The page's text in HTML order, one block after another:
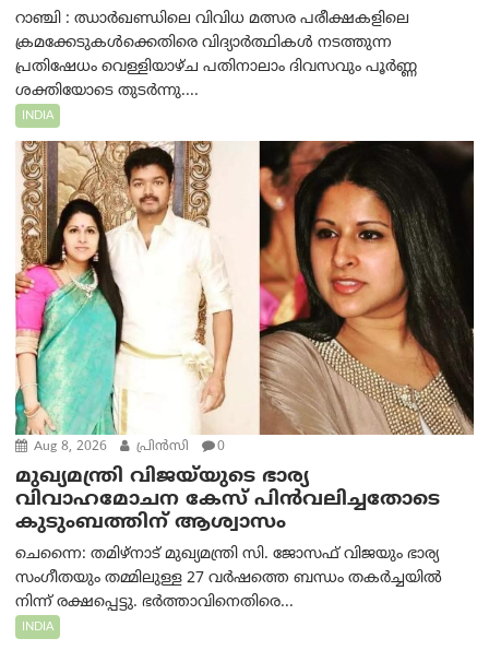
റാഞ്ചി : ഝാർഖണ്ഡിലെ വിവിധ മത്സര പരീക്ഷകളിലെ
ക്രമക്കേടുകൾക്കെതിരെ വിദ്യാർത്ഥികൾ നടത്തുന്ന
പ്രതിഷേധം വെള്ളിയാഴ്ച പതിനാലാം ദിവസവും പൂർണ്ണ
ശക്തിയോടെ തുടർന്നു....
INDIA
Aug 8, 2026 പ്രിന്‍സി 0
മുഖ്യമന്ത്രി വിജയ്‌യുടെ ഭാര്യ
വിവാഹമോചന കേസ് പിൻവലിച്ചതോടെ
കുടുംബത്തിന് ആശ്വാസം
ചെന്നൈ: തമിഴ്‌നാട് മുഖ്യമന്ത്രി സി. ജോസഫ് വിജയും ഭാര്യ
സംഗീതയും തമ്മിലുള്ള 27 വർഷത്തെ ബന്ധം തകർച്ചയിൽ
നിന്ന് രക്ഷപ്പെട്ടു. ഭർത്താവിനെതിരെ...
INDIA